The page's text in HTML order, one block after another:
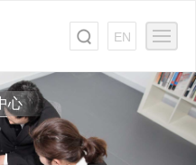
EN
心